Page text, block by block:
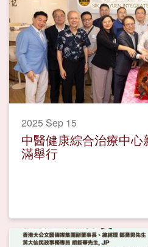
2025 Sep 15
中醫健康綜合治療中
滿舉行